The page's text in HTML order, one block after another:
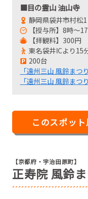
■目の霊山 油山寺
静岡県袋井市村松1
【授与所】8時～
【拝観料】300円
東名袋井ICより15
200台
「遠州三山 風鈴まつ
「遠州三山 風鈴まつ
このスポッ
【京都府・宇治田原町】
正寿院 風鈴